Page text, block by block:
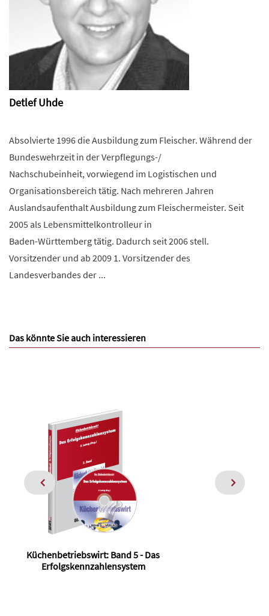
Detlef Uhde
Absolvierte 1996 die Ausbildung zum Fleischer. Während der
Bundeswehrzeit in der Verpflegungs-/
Nachschubeinheit, vorwiegend im Logistischen und
Organisationsbereich tätig. Nach mehreren Jahren
Auslandsaufenthalt Ausbildung zum Fleischermeister. Seit
2005 als Lebensmittelkontrolleur in
Baden-Württemberg tätig. Dadurch seit 2006 stell.
Vorsitzender und ab 2009 1. Vorsitzender des
Landesverbandes der ...
Das könnte Sie auch interessieren
Küchenbetriebswirt: Band 5 - Das
Erfolgskennzahlensystem